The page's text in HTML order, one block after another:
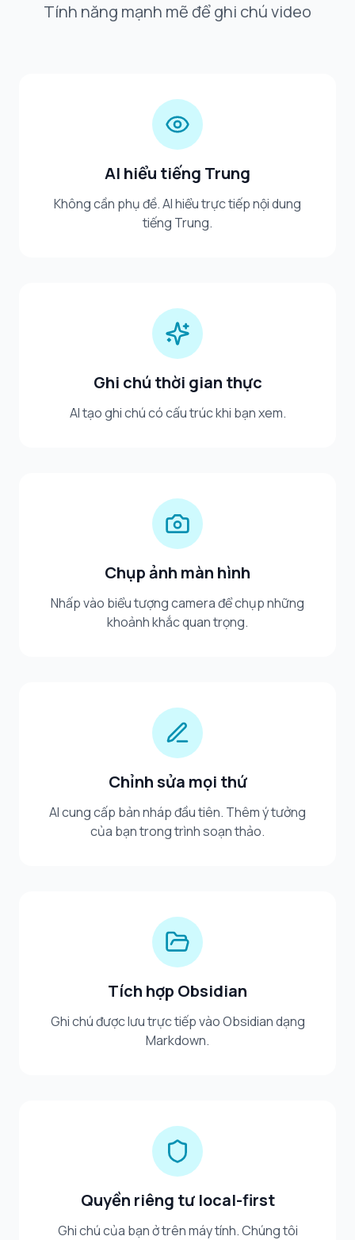
Tính năng mạnh mẽ để ghi chú video
AI hiểu tiếng Trung
Không cần phụ đề. AI hiểu trực tiếp nội dung
tiếng Trung.
Ghi chú thời gian thực
AI tạo ghi chú có cấu trúc khi bạn xem.
Chụp ảnh màn hình
Nhấp vào biểu tượng camera để chụp những
khoảnh khắc quan trọng.
Chỉnh sửa mọi thứ
AI cung cấp bản nháp đầu tiên. Thêm ý tưởng
của bạn trong trình soạn thảo.
Tích hợp Obsidian
Ghi chú được lưu trực tiếp vào Obsidian dạng
Markdown.
Quyền riêng tư local-first
Ghi chú của bạn ở trên máy tính. Chúng tôi